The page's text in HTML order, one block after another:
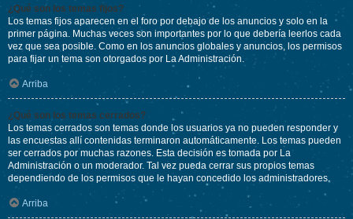
¿Qué son los temas fijos?
Los temas fijos aparecen en el foro por debajo de los anuncios y solo en la
primer página. Muchas veces son importantes por lo que debería leerlos cada
vez que sea posible. Como en los anuncios globales y anuncios, los permisos
para fijar un tema son otorgados por La Administración.
Arriba
¿Qué son los temas cerrados?
Los temas cerrados son temas donde los usuarios ya no pueden responder y
las encuestas allí contenidas terminaron automáticamente. Los temas pueden
ser cerrados por muchas razones. Esta decisión es tomada por La
Administración o un moderador. Tal vez pueda cerrar sus propios temas
dependiendo de los permisos que le hayan concedido los administradores.
Arriba